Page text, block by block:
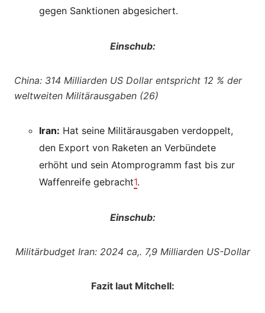
gegen Sanktionen abgesichert.
Einschub:
China: 314 Milliarden US Dollar entspricht 12 % der
weltweiten Militärausgaben (26)
Iran: Hat seine Militärausgaben verdoppelt,
den Export von Raketen an Verbündete
erhöht und sein Atomprogramm fast bis zur
Waffenreife gebracht1.
Einschub:
Militärbudget Iran: 2024 ca,. 7,9 Milliarden US-Dollar
Fazit laut Mitchell: